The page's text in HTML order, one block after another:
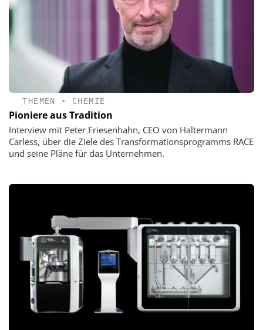
THEMEN • CHEMIE
Pioniere aus Tradition
Interview mit Peter Friesenhahn, CEO von Haltermann
Carless, über die Ziele des Transformationsprogramms RACE
und seine Pläne für das Unternehmen.